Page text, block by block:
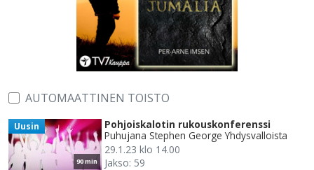
AUTOMAATTINEN TOISTO
90 min
Uusin
Pohjoiskalotin rukouskonferenssi
Puhujana Stephen George Yhdysvalloista
29.1.23 klo 14.00
Jakso: 59